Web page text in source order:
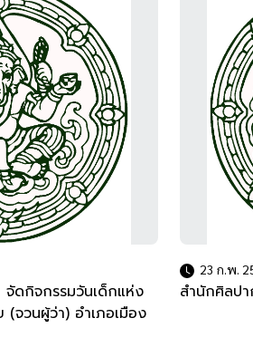
ดกิจกรรมวันเด็กแห่ง
จวนผู้ว่า) อำเภอเมือง
23 ก.พ.
สำนักศิลป